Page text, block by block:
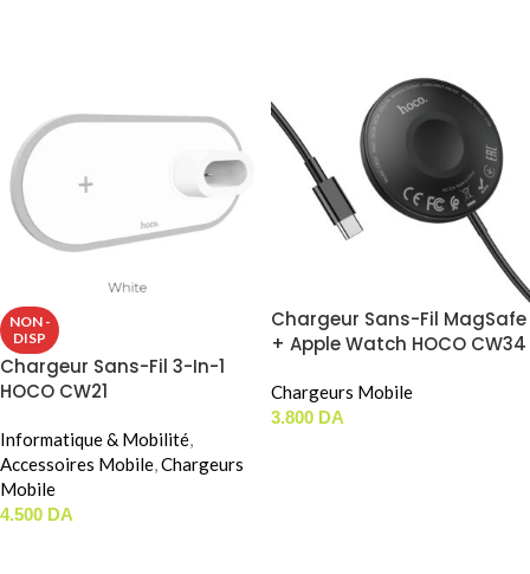
NON -
DISP
Chargeur Sans-Fil 3-In-1
HOCO CW21
Informatique & Mobilité,
Accessoires Mobile,Chargeurs
Mobile
4.500 DA
Chargeur Sans-Fil MagSafe
+ Apple Watch HOCO CW34
Chargeurs Mobile
3.800 DA